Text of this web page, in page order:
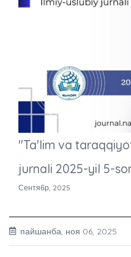
"Ta'lim va
jurnali 2025-yil 5-
Сентябр, 2025
пайшанба, ноя 06,